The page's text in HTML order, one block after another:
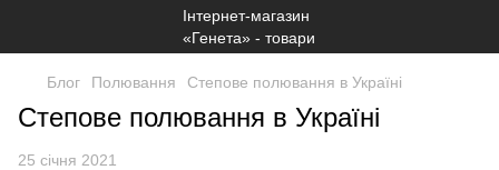
Блог Полювання Степове полювання в Україні
Степове полювання в Україні
25 січня 2021